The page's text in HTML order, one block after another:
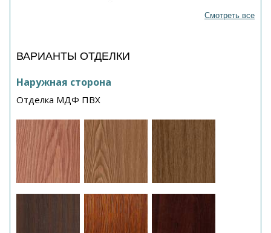
Смотреть все
ВАРИАНТЫ ОТДЕЛКИ
Наружная сторона
Отделка МДФ ПВХ